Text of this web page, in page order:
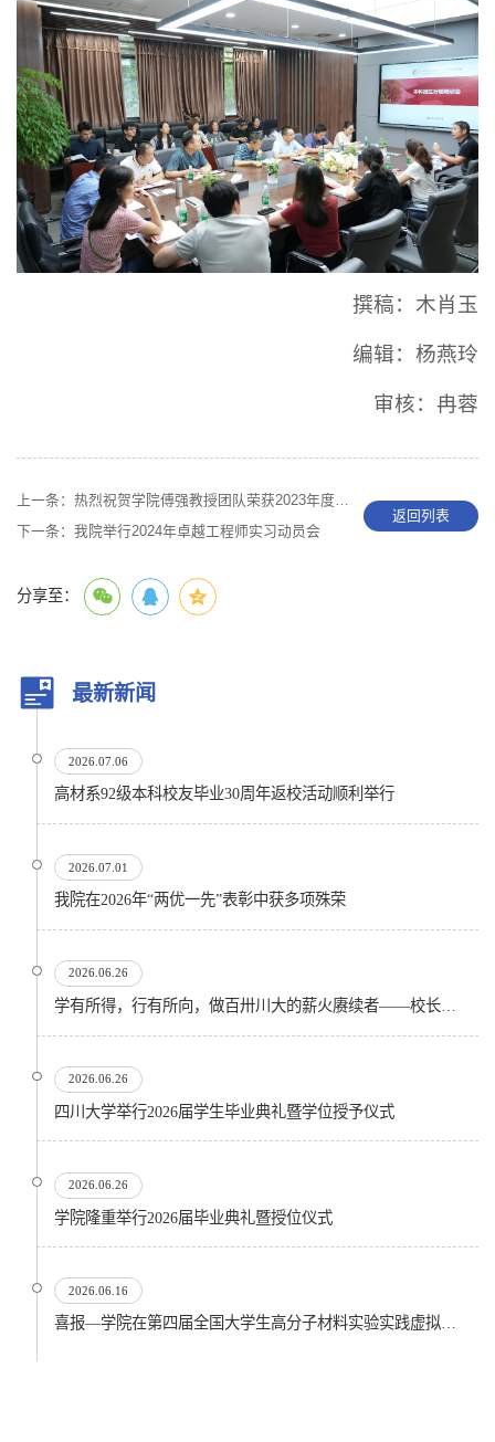
撰稿：木肖玉
编辑：杨燕玲
审核：冉蓉
上一条： 热烈祝贺学院傅强教授团队荣获2023年度国家科技进步奖一等奖
下一条： 我院举行2024年卓越工程师实习动员会
返回列表
分享至：
最新新闻
2026.07.06
高材系92级本科校友毕业30周年返校活动顺利举行
2026.07.01
我院在2026年“两优一先”表彰中获多项殊荣
2026.06.26
2026.06.26
四川大学举行2026届学生毕业典礼暨学位授予仪式
2026.06.26
​学院隆重举行2026届毕业典礼暨授位仪式
2026.06.16
喜报—学院在第四届全国大学生高分子材料实验实践虚拟仿真大赛再创佳绩